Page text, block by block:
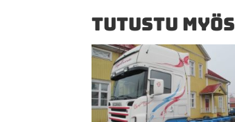
TUTUSTU MYÖS